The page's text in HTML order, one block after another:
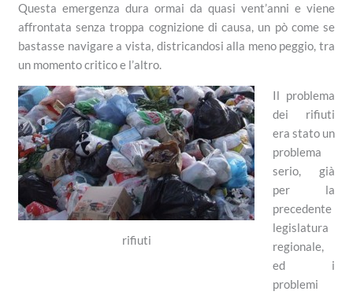
Questa emergenza dura ormai da quasi vent’anni e viene
affrontata senza troppa cognizione di causa, un pò come se
bastasse navigare a vista, districandosi alla meno peggio, tra
un momento critico e l’altro.
rifiuti
Il problema
dei rifiuti
era stato un
problema
serio, già
per la
precedente
legislatura
regionale,
ed i
problemi